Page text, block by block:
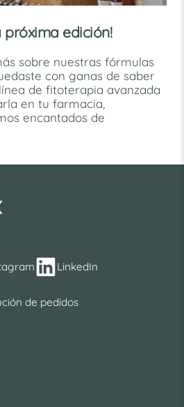
próxima edición!
sobre nuestras fórmulas
con ganas de saber
de fitoterapia avanzada
en tu farmacia,
encantados de
LinkedIn
de pedidos